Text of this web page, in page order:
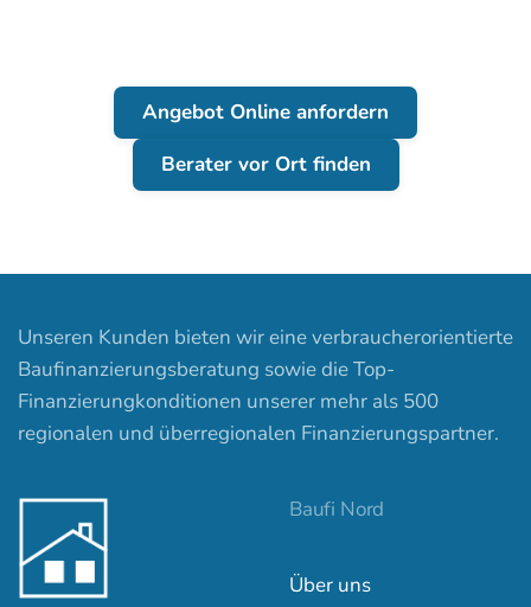
Angebot Online anfordern
Berater vor Ort finden
Unseren Kunden bieten wir eine verbraucherorientierte
Baufinanzierungsberatung sowie die Top-
Finanzierungkonditionen unserer mehr als 500
regionalen und überregionalen Finanzierungspartner.
Baufi Nord
Über uns